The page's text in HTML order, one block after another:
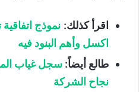
اقرأ كذلك: نموذج
اكسل وأهم البنود فيه
طالع أيضاً: سجل غياب
نجاح الشركة